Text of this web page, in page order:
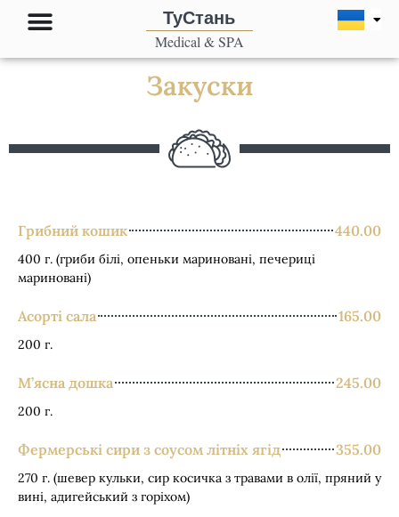
ТуСтань
Medical & SPA
Закуски
Грибний кошик 440.00
400 г. (гриби білі, опеньки мариновані, печериці
мариновані)
Асорті сала 165.00
200 г.
М’ясна дошка 245.00
200 г.
Фермерські сири з соусом літніх ягід 355.00
270 г. (шевер кульки, сир косичка з травами в олії, пряний у
вині, адигейський з горіхом)